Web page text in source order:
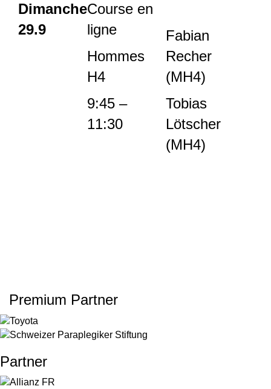
Dimanche
29.9
Course en
ligne
Hommes
H4
9:45 –
11:30
Fabian
Recher
(MH4)
Tobias
Lötscher
(MH4)
Premium Partner
Partner